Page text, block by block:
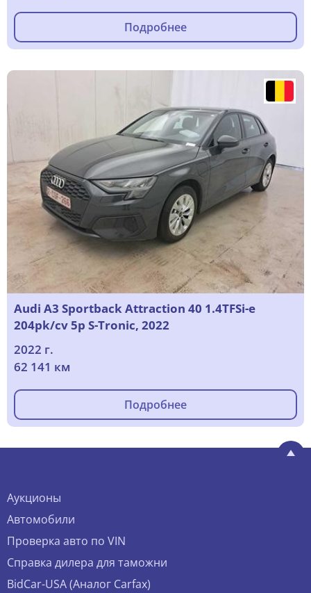
Подробнее
Audi A3 Sportback Attraction 40 1.4TFSi-e
204pk/cv 5p S-Tronic, 2022
2022 г.
62 141 км
Подробнее
Аукционы
Автомобили
Проверка авто по VIN
Справка дилера для таможни
BidCar-USA (Аналог Carfax)